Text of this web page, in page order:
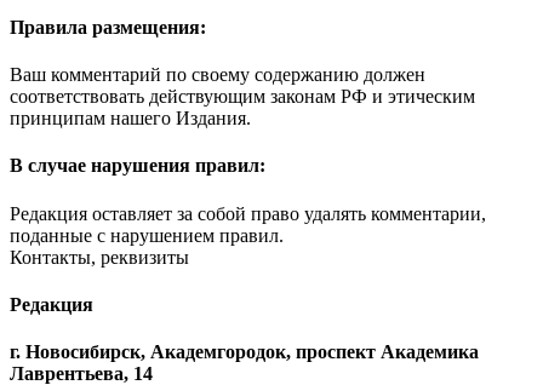
Правила размещения:
Ваш комментарий по своему содержанию должен
соответствовать действующим законам РФ и этическим
принципам нашего Издания.
В случае нарушения правил:
Редакция оставляет за собой право удалять комментарии,
поданные с нарушением правил.
Контакты, реквизиты
Редакция
г. Новосибирск, Академгородок, проспект Академика
Лаврентьева, 14